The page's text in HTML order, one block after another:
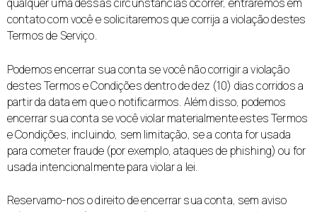
qualquer uma dessas circunstâncias ocorrer, entraremos em
contato com você e solicitaremos que corrija a violação destes
Termos de Serviço.
Podemos encerrar sua conta se você não corrigir a violação
destes Termos e Condições dentro de dez (10) dias corridos a
partir da data em que o notificarmos. Além disso, podemos
encerrar sua conta se você violar materialmente estes Termos
e Condições, incluindo, sem limitação, se a conta for usada
para cometer fraude (por exemplo, ataques de phishing) ou for
usada intencionalmente para violar a lei.
Reservamo-nos o direito de encerrar sua conta, sem aviso